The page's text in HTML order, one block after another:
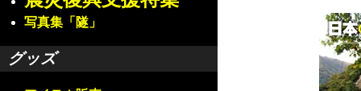
写真集「隧」
グッズ